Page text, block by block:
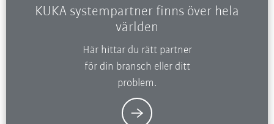
KUKA systempartner finns över hela
världen
Här hittar du rätt partner
för din bransch eller ditt
problem.